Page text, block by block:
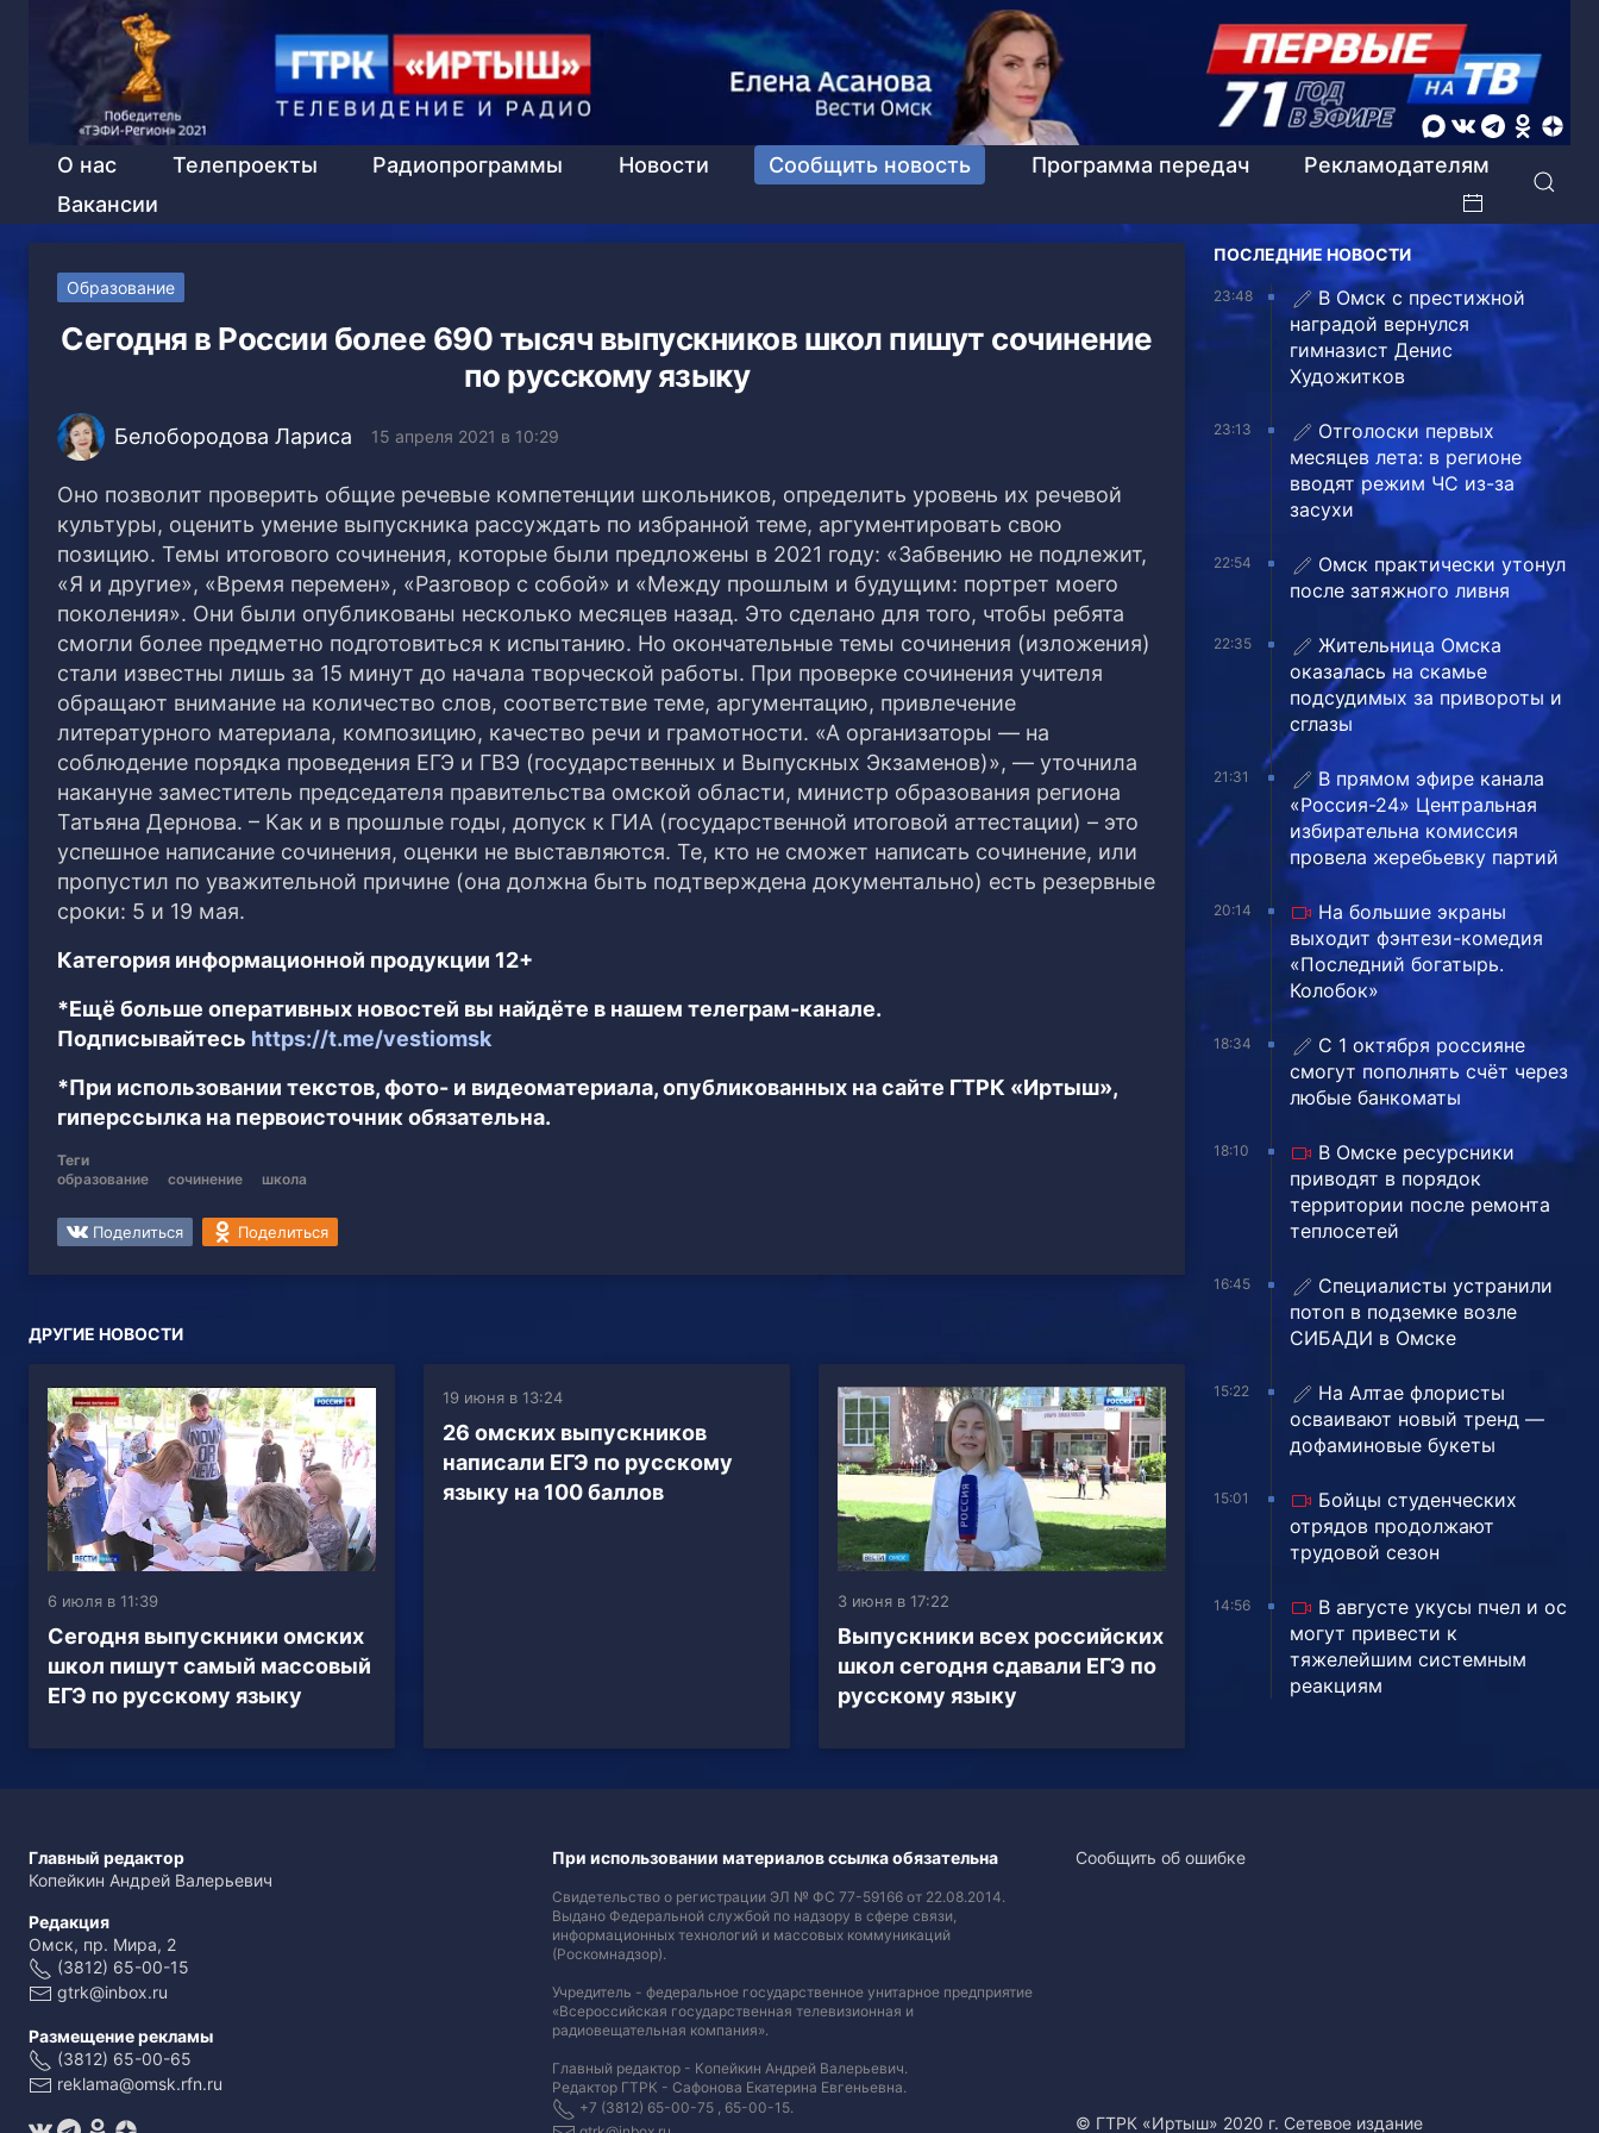
О нас Телепроекты Радиопрограммы Новости Сообщить новость Программа передач
Рекламодателям
Вакансии
Образование
Сегодня в России более 690 тысяч выпускников школ пишут сочинение
по русскому языку
Белобородова Лариса 15 апреля 2021 в 10:29
Оно позволит проверить общие речевые компетенции школьников, определить уровень их речевой
культуры, оценить умение выпускника рассуждать по избранной теме, аргументировать свою
позицию. Темы итогового сочинения, которые были предложены в 2021 году: «Забвению не подлежит,
«Я и другие», «Время перемен», «Разговор с собой» и «Между прошлым и будущим: портрет моего
поколения». Они были опубликованы несколько месяцев назад. Это сделано для того, чтобы ребята
смогли более предметно подготовиться к испытанию. Но окончательные темы сочинения (изложения)
стали известны лишь за 15 минут до начала творческой работы. При проверке сочинения учителя
обращают внимание на количество слов, соответствие теме, аргументацию, привлечение
литературного материала, композицию, качество речи и грамотности. «А организаторы — на
соблюдение порядка проведения ЕГЭ и ГВЭ (государственных и Выпускных Экзаменов)», — уточнила
накануне заместитель председателя правительства омской области, министр образования региона
Татьяна Дернова. – Как и в прошлые годы, допуск к ГИА (государственной итоговой аттестации) – это
успешное написание сочинения, оценки не выставляются. Те, кто не сможет написать сочинение, или
пропустил по уважительной причине (она должна быть подтверждена документально) есть резервные
сроки: 5 и 19 мая.
Категория информационной продукции 12+
*Ещё больше оперативных новостей вы найдёте в нашем телеграм-канале.
Подписывайтесь https://t.me/vestiomsk
*При использовании текстов, фото- и видеоматериала, опубликованных на сайте ГТРК «Иртыш»,
гиперссылка на первоисточник обязательна.
Теги
образование
сочинение школа
Поделиться Поделиться
ДРУГИЕ НОВОСТИ
6 июля в 11:39
Сегодня выпускники омских
школ пишут самый массовый
ЕГЭ по русскому языку
19 июня в 13:24
26 омских выпускников
написали ЕГЭ по русскому
языку на 100 баллов
3 июня в 17:22
Выпускники всех российских
школ сегодня сдавали ЕГЭ по
русскому языку
ПОСЛЕДНИЕ НОВОСТИ
23:48
В Омск с престижной
наградой вернулся
гимназист Денис
Художитков
23:13
Отголоски первых
месяцев лета: в регионе
вводят режим ЧС из-за
засухи
22:54
Омск практически утонул
после затяжного ливня
22:35
Жительница Омска
оказалась на скамье
подсудимых за привороты и
сглазы
21:31
В прямом эфире канала
«Россия-24» Центральная
избирательна комиссия
провела жеребьевку партий
20:14
На большие экраны
выходит фэнтези-комедия
«Последний богатырь.
Колобок»
18:34
С 1 октября россияне
смогут пополнять счёт через
любые банкоматы
18:10
В Омске ресурсники
приводят в порядок
территории после ремонта
теплосетей
16:45
Специалисты устранили
потоп в подземке возле
СИБАДИ в Омске
15:22
На Алтае флористы
осваивают новый тренд —
дофаминовые букеты
15:01
Бойцы студенческих
отрядов продолжают
трудовой сезон
14:56
В августе укусы пчел и ос
могут привести к
тяжелейшим системным
реакциям
Главный редактор
Копейкин Андрей Валерьевич
Редакция
Омск, пр. Мира, 2
(3812) 65-00-15
gtrk@inbox.ru
Размещение рекламы
(3812) 65-00-65
reklama@omsk.rfn.ru
При использовании материалов ссылка обязательна
Свидетельство о регистрации ЭЛ № ФС 77-59166 от 22.08.2014.
Выдано Федеральной службой по надзору в сфере связи,
информационных технологий и массовых коммуникаций
(Роскомнадзор).
Учредитель - федеральное государственное унитарное предприятие
«Всероссийская государственная телевизионная и
радиовещательная компания».
Главный редактор - Копейкин Андрей Валерьевич.
Редактор ГТРК - Сафонова Екатерина Евгеньевна.
+7 (3812) 65-00-75 , 65-00-15.
Сообщить об ошибке
© ГТРК «Иртыш» 2020 г. Сетевое издание